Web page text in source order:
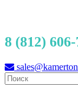
8 (812)